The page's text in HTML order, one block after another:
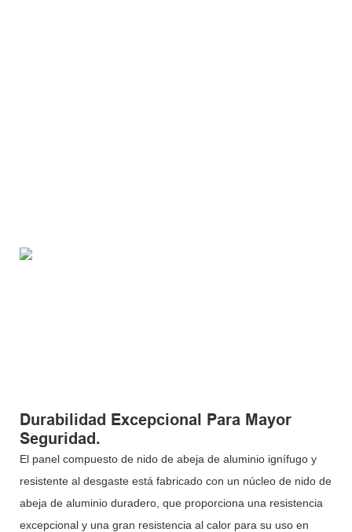
Durabilidad Excepcional Para Mayor
Seguridad.
El panel compuesto de nido de abeja de aluminio ignífugo y
resistente al desgaste está fabricado con un núcleo de nido de
abeja de aluminio duradero, que proporciona una resistencia
excepcional y una gran resistencia al calor para su uso en